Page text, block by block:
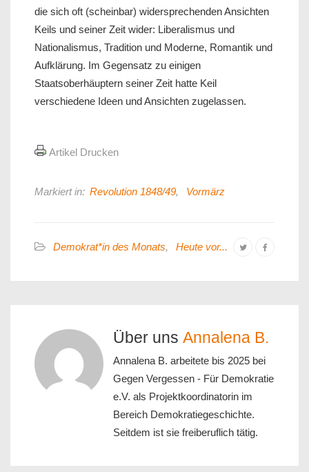
die sich oft (scheinbar) widersprechenden Ansichten
Keils und seiner Zeit wider: Liberalismus und
Nationalismus, Tradition und Moderne, Romantik und
Aufklärung. Im Gegensatz zu einigen
Staatsoberhäuptern seiner Zeit hatte Keil
verschiedene Ideen und Ansichten zugelassen.
Artikel Drucken
Markiert in: Revolution 1848/49, Vormärz
Demokrat*in des Monats, Heute vor...
Über uns Annalena B.
Annalena B. arbeitete bis 2025 bei
Gegen Vergessen - Für Demokratie
e.V. als Projektkoordinatorin im
Bereich Demokratiegeschichte.
Seitdem ist sie freiberuflich tätig.